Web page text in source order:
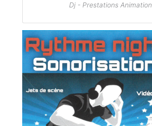
Dj - Prestations Animation